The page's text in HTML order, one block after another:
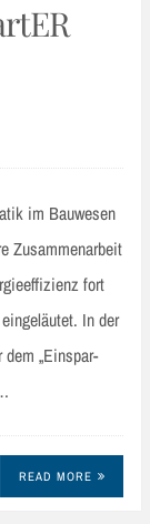
im Bauwesen
Zusammenarbeit
fort
In der
„Einspar-
READ MORE